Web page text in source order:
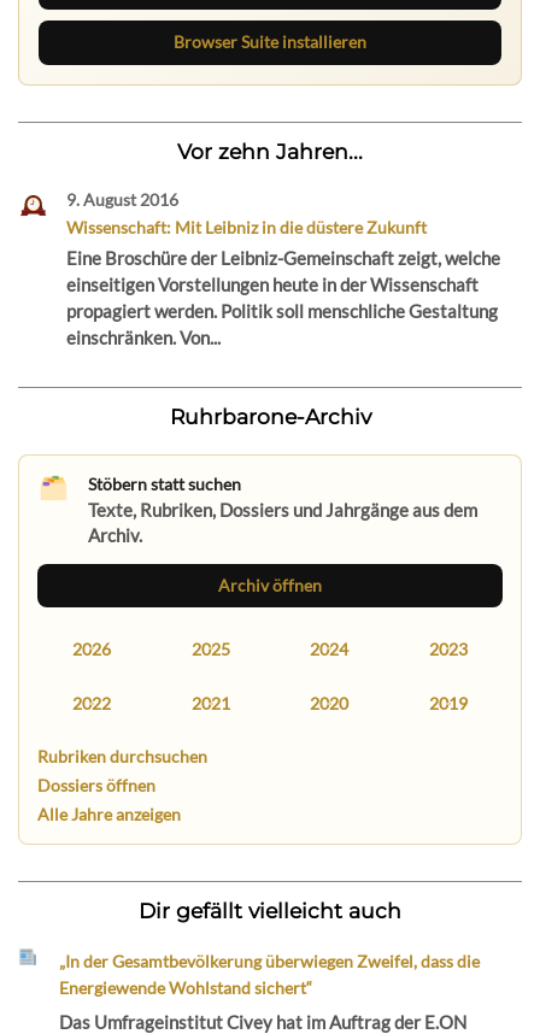
Browser Suite installieren
Vor zehn Jahren...
9. August 2016
Wissenschaft: Mit Leibniz in die düstere Zukunft
Eine Broschüre der Leibniz-Gemeinschaft zeigt, welche
einseitigen Vorstellungen heute in der Wissenschaft
propagiert werden. Politik soll menschliche Gestaltung
einschränken. Von...
Ruhrbarone-Archiv
Stöbern statt suchen
Texte, Rubriken, Dossiers und Jahrgänge aus dem
Archiv.
Archiv öffnen
2026 2025 2024 2023
2022 2021 2020 2019
Rubriken durchsuchen
Dossiers öffnen
Alle Jahre anzeigen
Dir gefällt vielleicht auch
„In der Gesamtbevölkerung überwiegen Zweifel, dass die
Energiewende Wohlstand sichert“
Das Umfrageinstitut Civey hat im Auftrag der E.ON